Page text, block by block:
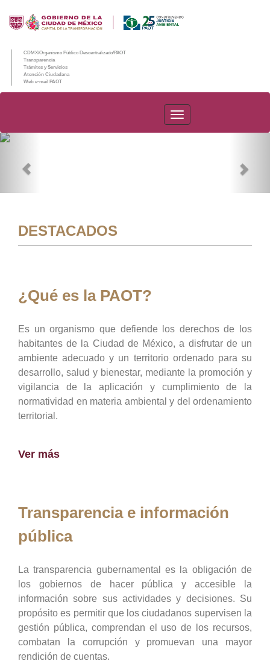
CDMX/Organismo Público Descentralizado/PAOT
Transparencia
Trámites y Servicios
Atención Ciudadana
Web e-mail PAOT
PAOT
DESTACADOS
¿Qué es la PAOT?
Es un organismo que defiende los derechos de los
habitantes de la Ciudad de México, a disfrutar de un
ambiente adecuado y un territorio ordenado para su
desarrollo, salud y bienestar, mediante la promoción y
vigilancia de la aplicación y cumplimiento de la
normatividad en materia ambiental y del ordenamiento
territorial.
Ver más
Transparencia e información
pública
La transparencia gubernamental es la obligación de
los gobiernos de hacer pública y accesible la
información sobre sus actividades y decisiones. Su
propósito es permitir que los ciudadanos supervisen la
gestión pública, comprendan el uso de los recursos,
combatan la corrupción y promuevan una mayor
rendición de cuentas.